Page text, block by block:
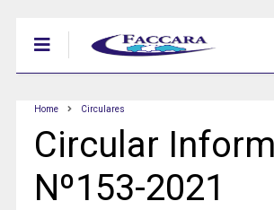
Home Circulares
Circular
Nº153-2021